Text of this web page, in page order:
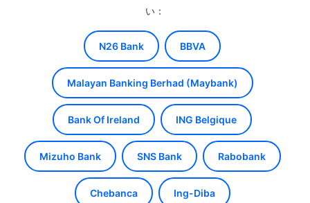
い：
N26 Bank BBVA
Malayan Banking Berhad (Maybank)
Bank Of Ireland ING Belgique
Mizuho Bank SNS Bank Rabobank
Chebanca Ing-Diba